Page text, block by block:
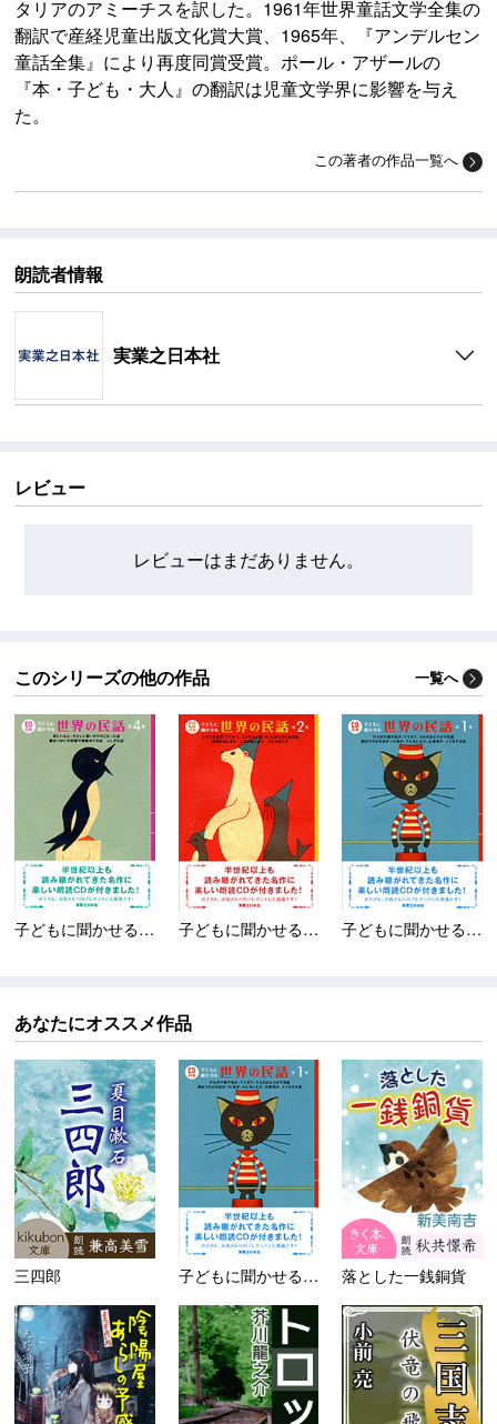
タリアのアミーチスを訳した。1961年世界童話文学全集の
翻訳で産経児童出版文化賞大賞、1965年、『アンデルセン
童話全集』により再度同賞受賞。ポール・アザールの
『本・子ども・大人』の翻訳は児童文学界に影響を与え
た。
この著者の作品一覧へ
朗読者情報
実業之日本社
レビュー
レビューはまだありません。
このシリーズの他の作品 一覧へ
子どもに聞かせる世界の... 子どもに聞かせる世界の... 子どもに聞かせる世界の...
あなたにオススメ作品
三四郎 子どもに聞かせる世界の民話 ... 落とした一銭銅貨